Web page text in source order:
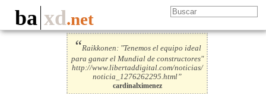
ba xd.net
“Raikkonen: "Tenemos el equipo ideal
para ganar el Mundial de constructores"
http://www.libertaddigital.com/noticias/
noticia_1276262295.html”
cardinalximenez